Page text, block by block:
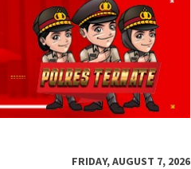
FRIDAY, AUGUST 7, 2026